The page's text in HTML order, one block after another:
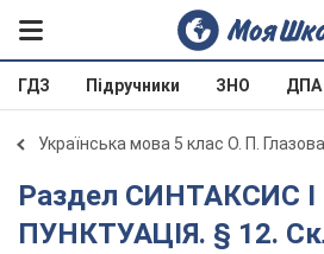
ГДЗ Підручники ЗНО ДПА
Українська мова 5 клас О. П.
Раздел СИНТАКСИС І
ПУНКТУАЦІЯ. § 12.